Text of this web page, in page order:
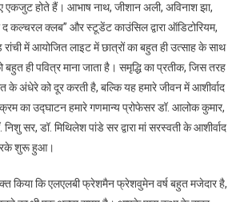
एकजुट होते हैं। आभाष नाथ, जीशान अली, अविनाश झा,
द कल्चरल क्लब” और स्टूडेंट काउंसिल द्वारा ऑडिटोरियम,
रांची में आयोजित लाइट में छात्रों का बहुत ही उत्साह के साथ
बहुत ही पवित्र माना जाता है। समृद्धि का प्रतीक, जिस तरह
के अंधेरे को दूर करती है, बल्कि यह हमारे जीवन में आशीर्वाद
का उद्घाटन हमारे गणमान्य प्रोफेसर डॉ. आलोक कुमार,
सर, डॉ. मिथिलेश पांडे सर द्वारा मां सरस्वती के आशीर्वाद
शुरू हुआ।
किया कि एलएलबी फ्रेशमैन फ्रेशवुमेन वर्ष बहुत मजेदार है,